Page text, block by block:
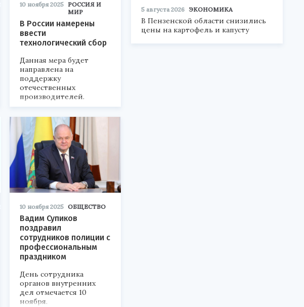
10 ноября 2025 РОССИЯ И
МИР
В России намерены
ввести
технологический сбор
Данная мера будет
направлена на
поддержку
отечественных
производителей.
10 ноября 2025 ОБЩЕСТВО
Вадим Супиков
поздравил
сотрудников полиции с
профессиональным
праздником
День сотрудника
органов внутренних
дел отмечается 10
ноября.
5 августа 2026 ЭКОНОМИКА
В Пензенской области снизились
цены на картофель и капусту